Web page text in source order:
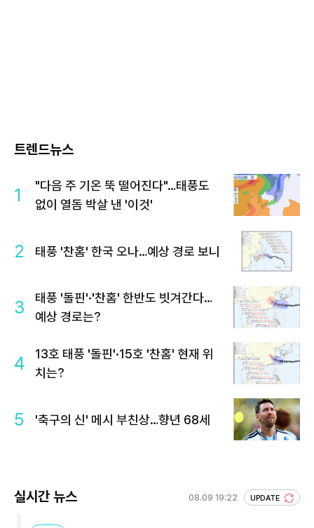
트렌드뉴스
1
"다음 주 기온 뚝 떨어진다"…태풍도
없이 열돔 박살 낸 '이것'
2 태풍 '찬홈' 한국 오나…예상 경로 보니
3
태풍 '돌핀'·'찬홈' 한반도 빗겨간다…
예상 경로는?
4
13호 태풍 '돌핀'·15호 '찬홈' 현재 위
치는?
5 '축구의 신' 메시 부친상…향년 68세
실시간 뉴스 08.09 19:22 UPDATE